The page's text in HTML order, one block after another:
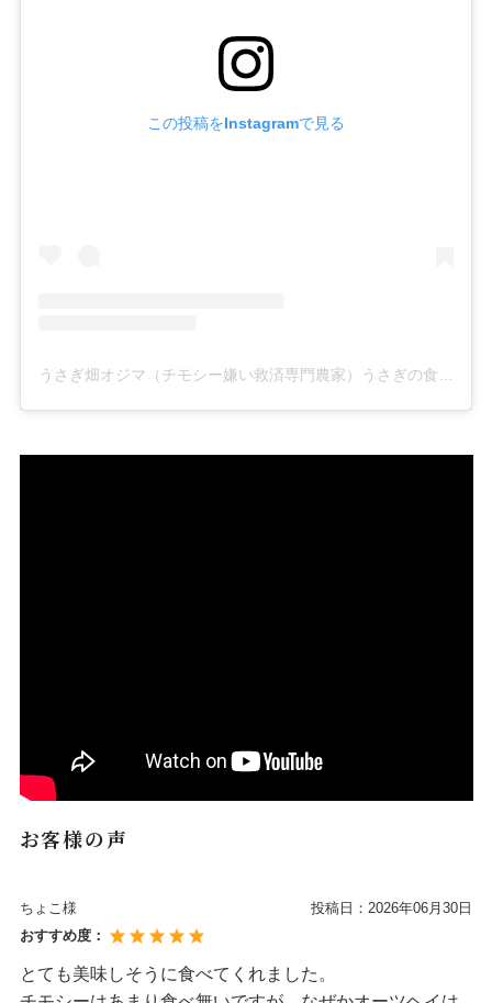
この投稿をInstagramで見る
うさぎ畑オジマ（チモシー嫌い救済専門農家）うさぎの食事アドバイザー(@rabbitfarmjp)がシェアした投稿
お客様の声
ちょこ様 投稿日： 2026年06月30日
おすすめ度：
とても美味しそうに食べてくれました。